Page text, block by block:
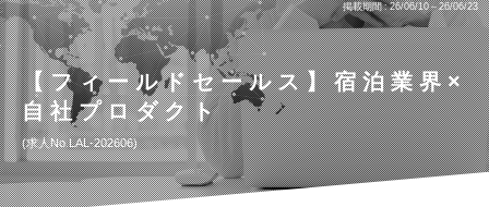
掲載期間 26/06/10～26/06/23
【フィールドセールス】宿泊業界×
自社プロダクト
求人No.LAL-202606